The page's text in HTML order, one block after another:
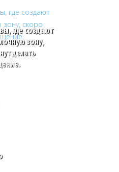
где создают
зону,
делать